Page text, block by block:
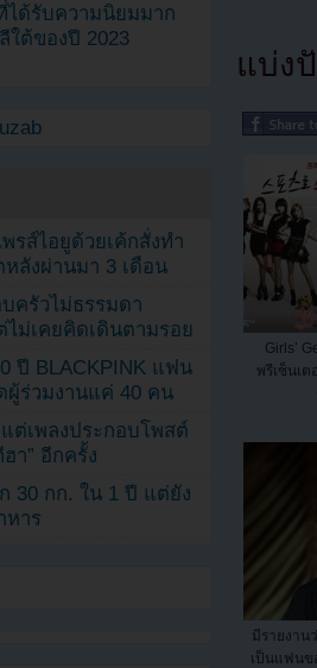
แบ่ง
Girls’
พรีเซ็นเต
มีรายงาน
เป็นแฟนข
ได้รับความนิยมมาก
ใต้ของปี 2023
รส์ไอยูด้วยเค้กสั่งทำ
หลังผ่านมา 3 เดือน
ครัวไม่ธรรมดา
ม่เคยคิดเดินตามรอย
ปี BLACKPINK แฟน
ร่วมงานแค่ 40 คน
ต่เพลงประกอบโพสต์
า” อีกครั้ง
30 กก. ใน 1 ปี แต่ยัง
หาร